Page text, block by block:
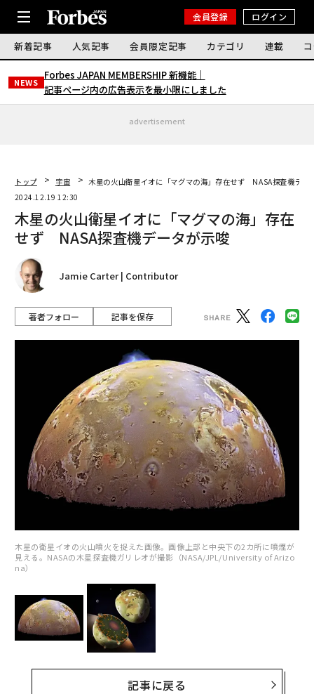
会員登録 ログイン
新着記事 人気記事 会員限定記事 カテゴリ 連載
NEWS
Forbes JAPAN MEMBERSHIP 新機能｜
記事ページ内の広告表示を最小限にしました
advertisement
トップ 宇宙
木星の火山衛星イオに「マグマの海」存在せず NASA探査機デー
2024.12.19 12:30
木星の火山衛星イオに「マグマの海」存在
せず NASA探査機データが示唆
Jamie Carter | Contributor
著者フォロー 記事を保存
木星の衛星イオの火山噴火を捉えた画像。画像上部と中央下の2カ所に噴煙が
見える。NASAの木星探査機ガリレオが撮影（NASA/JPL/University of Arizo
na）
記事に戻る